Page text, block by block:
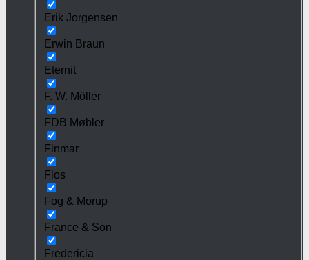
Erik Jorgensen
Erwin Braun
Eternit
F. W. Möller
FDB Møbler
Finmar
Flos
Fog & Morup
France & Son
Fredericia